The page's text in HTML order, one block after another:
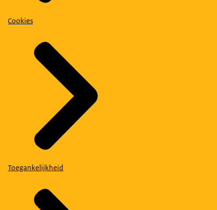
Cookies
Toegankelijkheid